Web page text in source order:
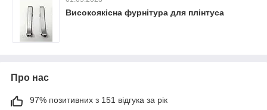
Високоякісна фурнітура для плінтуса
Про нас
97% позитивних з 151 відгука за рік